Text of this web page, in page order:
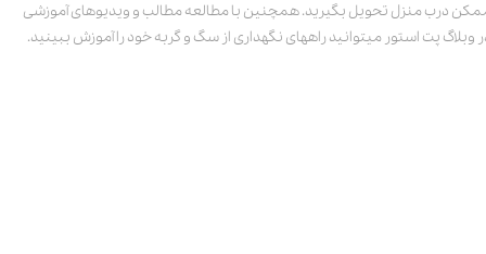
درب منزل تحویل بگیرید. همچنین با مطالعه مطالب و ویدیوهای آموزشی
وبلاگ پت استور میتوانید راههای نگهداری از سگ و گربه خود را آموزش ببینید.